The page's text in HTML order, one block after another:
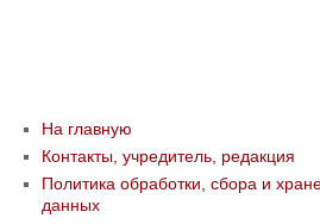
На главную
Контакты, учредитель, редакция
Политика обработки, сбора и
данных